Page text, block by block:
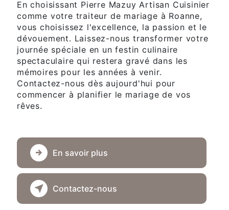
En choisissant Pierre Mazuy Artisan Cuisinier
comme votre traiteur de mariage à Roanne,
vous choisissez l'excellence, la passion et le
dévouement. Laissez-nous transformer votre
journée spéciale en un festin culinaire
spectaculaire qui restera gravé dans les
mémoires pour les années à venir.
Contactez-nous dès aujourd'hui pour
commencer à planifier le mariage de vos
rêves.
En savoir plus
Contactez-nous